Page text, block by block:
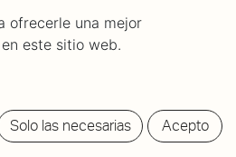
ofrecerle una mejor
este sitio web.
Solo las necesarias Acepto